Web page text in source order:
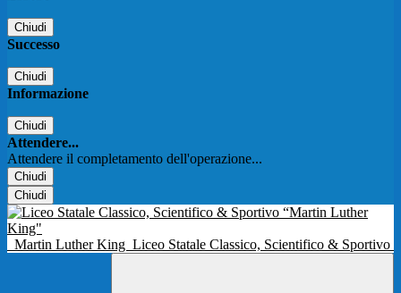
Chiudi
Successo
Chiudi
Informazione
Chiudi
Attendere...
Attendere il completamento dell'operazione...
Chiudi
Chiudi
Martin Luther King Liceo Statale Classico, Scientifico & Sportivo